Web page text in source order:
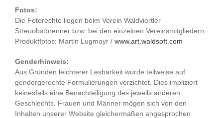
Fotos:
Die Fotorechte liegen beim Verein Waldviertler
Streuobstbrenner bzw. bei den einzelnen Vereinsmitgliedern.
Produktfotos: Martin Lugmayr / www.art.waldsoft.com
Genderhinweis:
Aus Gründen leichterer Lesbarkeit wurde teilweise auf
gendergerechte Formulierungen verzichtet. Dies impliziert
keinesfalls eine Benachteiligung des jeweils anderen
Geschlechts. Frauen und Männer mögen sich von den
Inhalten unserer Website gleichermaßen angesprochen